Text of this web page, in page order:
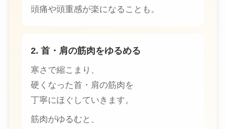
頭痛や頭重感が楽になることも。
2. 首・肩の筋肉をゆるめる
寒さで縮こまり、
硬くなった首・肩の筋肉を
丁寧にほぐしていきます。
筋肉がゆるむと、